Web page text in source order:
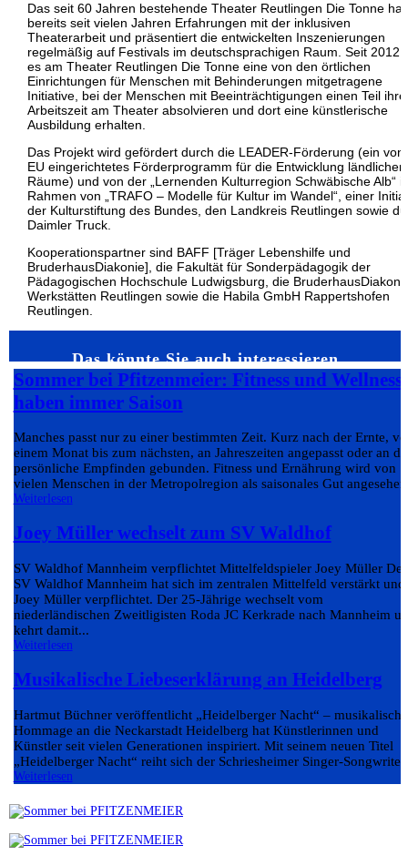
Das seit 60 Jahren bestehende Theater Reutlingen Die Tonne hat
bereits seit vielen Jahren Erfahrungen mit der inklusiven
Theaterarbeit und präsentiert die entwickelten Inszenierungen
regelmäßig auf Festivals im deutschsprachigen Raum. Seit 2012
es am Theater Reutlingen Die Tonne eine von den örtlichen
Einrichtungen für Menschen mit Behinderungen mitgetragene
Initiative, bei der Menschen mit Beeinträchtigungen einen Teil
Arbeitszeit am Theater absolvieren und dort eine künstlerische
Ausbildung erhalten.
Das Projekt wird gefördert durch die LEADER-Förderung (ein von
EU eingerichtetes Förderprogramm für die Entwicklung ländlicher
Räume) und von der „Lernenden Kulturregion Schwäbische Alb“
Rahmen von „TRAFO – Modelle für Kultur im Wandel“, einer
der Kulturstiftung des Bundes, den Landkreis Reutlingen sowie
Daimler Truck.
Kooperationspartner sind BAFF [Träger Lebenshilfe und
BruderhausDiakonie], die Fakultät für Sonderpädagogik der
Pädagogischen Hochschule Ludwigsburg, die
Werkstätten Reutlingen sowie die Habila GmbH Rappertshofen
Reutlingen.
Das könnte Sie auch interessieren…
Sommer bei Pfitzenmeier: Fitness und Wellness
haben immer Saison
Manches passt nur zu einer bestimmten Zeit. Kurz nach der Ernte,
einem Monat bis zum nächsten, an Jahreszeiten angepasst oder an
persönliche Empfinden gebunden. Fitness und Ernährung wird von
vielen Menschen in der Metropolregion als saisonales Gut
Weiterlesen
Joey Müller wechselt zum SV Waldhof
SV Waldhof Mannheim verpflichtet Mittelfeldspieler Joey Müller Der
SV Waldhof Mannheim hat sich im zentralen Mittelfeld verstärkt und
Joey Müller verpflichtet. Der 25-Jährige wechselt vom
niederländischen Zweitligisten Roda JC Kerkrade nach Mannheim
kehrt damit...
Weiterlesen
Musikalische Liebeserklärung an Heidelberg
Hartmut Büchner veröffentlicht „Heidelberger Nacht“ – musikalische
Hommage an die Neckarstadt Heidelberg hat Künstlerinnen und
Künstler seit vielen Generationen inspiriert. Mit seinem neuen Titel
„Heidelberger Nacht“ reiht sich der Schriesheimer Singer-
Weiterlesen